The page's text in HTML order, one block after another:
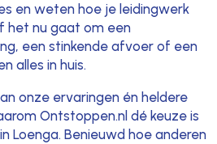
en weten hoe je leidingwerk
het nu gaat om een
een stinkende afvoer of een
alles in huis.
onze ervaringen én heldere
Ontstoppen.nl dé keuze is
Loenga. Benieuwd hoe anderen